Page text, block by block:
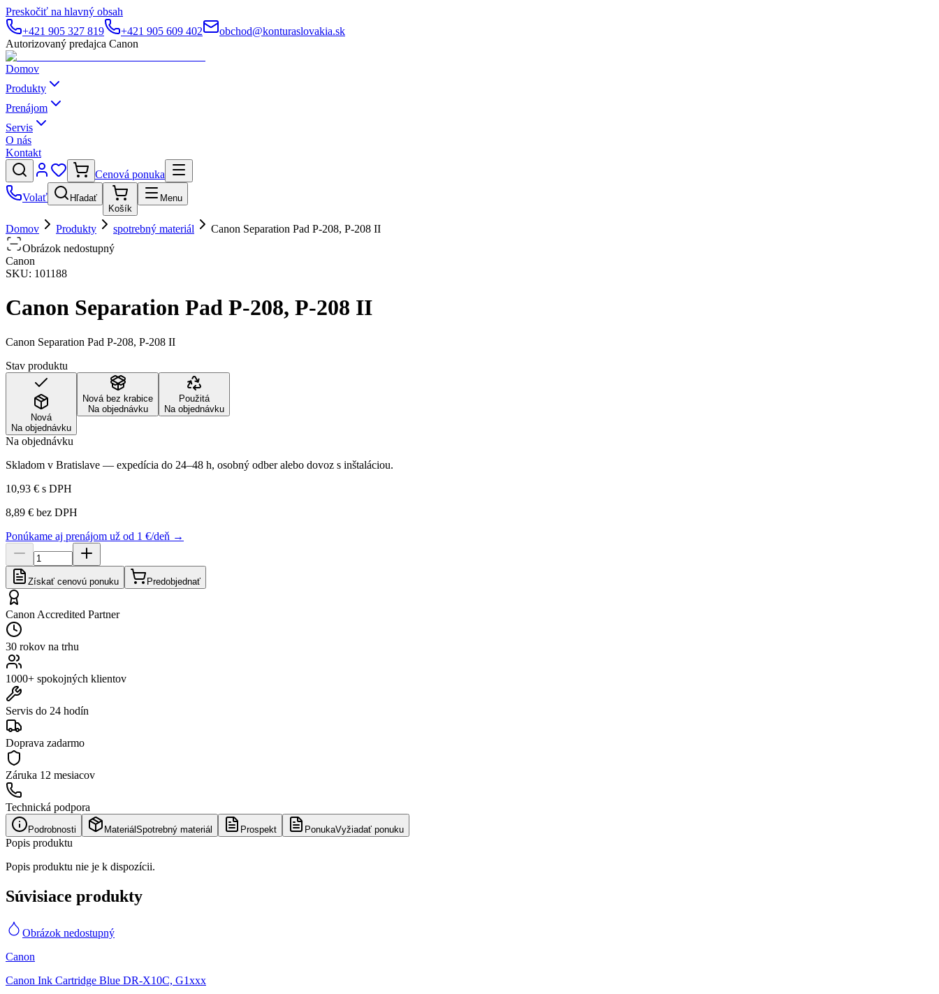
Preskočiť na hlavný obsah
+421 905 327 819
+421 905 609 402
obchod@konturaslovakia.sk
Autorizovaný predajca Canon
Domov
Produkty
Prenájom
Servis
O nás
Kontakt
Cenová ponuka
Volať
Hľadať
Košík
Menu
Domov Produkty spotrebný materiál
Canon Separation Pad P-208, P-208 II
Obrázok nedostupný
Canon
SKU: 101188
Canon Separation Pad P-208, P-208 II
Canon Separation Pad P-208, P-208 II
Stav produktu
Nová
Na objednávku
Nová bez krabice
Na objednávku
Použitá
Na objednávku
Na objednávku
Skladom v Bratislave — expedícia do 24–48 h, osobný odber alebo dovoz s inštaláciou.
10,93 € s DPH
8,89 € bez DPH
Ponúkame aj prenájom už od 1 €/deň →
Získať cenovú ponuku Predobjednať
Canon Accredited Partner
30 rokov na trhu
1000+ spokojných klientov
Servis do 24 hodín
Doprava zadarmo
Záruka 12 mesiacov
Technická podpora
Podrobnosti Materiál Spotrebný materiál Prospekt PonukaVyžiadať ponuku
Popis produktu
Popis produktu nie je k dispozícii.
Súvisiace produkty
Obrázok nedostupný
Canon
Canon Ink Cartridge Blue DR-X10C, G1xxx